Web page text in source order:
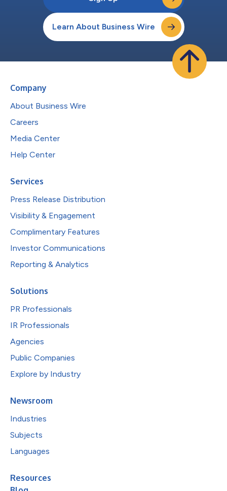
Learn About Business Wire
Company
About Business Wire
Careers
Media Center
Help Center
Services
Press Release Distribution
Visibility & Engagement
Complimentary Features
Investor Communications
Reporting & Analytics
Solutions
PR Professionals
IR Professionals
Agencies
Public Companies
Explore by Industry
Newsroom
Industries
Subjects
Languages
Resources